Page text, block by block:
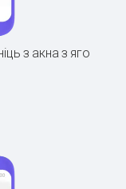
з акна з яго